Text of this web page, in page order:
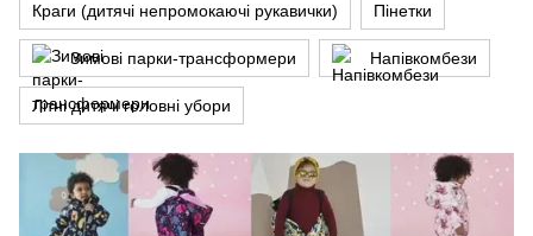
Краги (дитячі непромокаючі рукавички) Пінетки
Зимові парки-трансформери Напівкомбези
Літні дитячі головні убори